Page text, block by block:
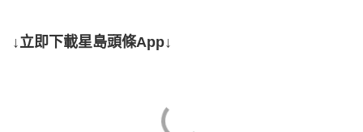
↓立即下載星島頭條App↓